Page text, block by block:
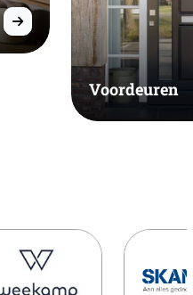
Voordeuren